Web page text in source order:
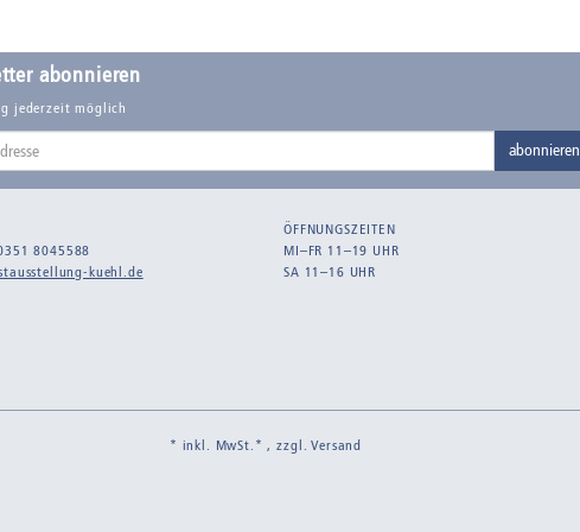
abonnieren
jederzeit möglich
abonnieren
8045588
kuehl.de
ÖFFNUNGSZEITEN
MI–FR 11–19 UHR
SA 11–16 UHR
* inkl. MwSt.* , zzgl.Versand